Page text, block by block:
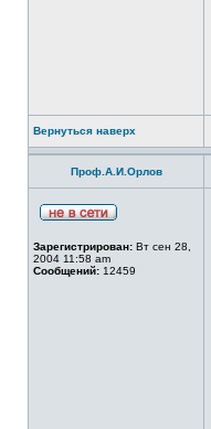
Вернуться наверх
Проф.А.И.Орлов
Зарегистрирован: Вт сен 28,
2004 11:58 am
Сообщений: 12459